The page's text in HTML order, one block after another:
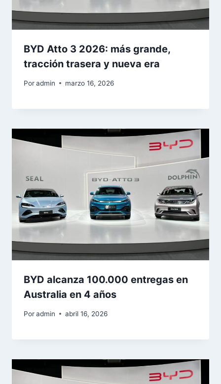
BYD Atto 3 2026: más grande,
tracción trasera y nueva era
Poradmin marzo 16, 2026
BYD alcanza 100.000 entregas en
Australia en 4 años
Poradmin abril 16, 2026